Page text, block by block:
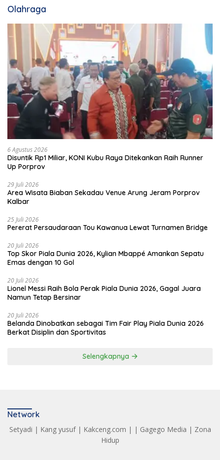
Olahraga
6 Agustus 2026
Disuntik Rp1 Miliar, KONI Kubu Raya Ditekankan Raih Runner
Up Porprov
29 Juli 2026
Area Wisata Biaban Sekadau Venue Arung Jeram Porprov
Kalbar
25 Juli 2026
Pererat Persaudaraan Tou Kawanua Lewat Turnamen Bridge
20 Juli 2026
Top Skor Piala Dunia 2026, Kylian Mbappé Amankan Sepatu
Emas dengan 10 Gol
20 Juli 2026
Lionel Messi Raih Bola Perak Piala Dunia 2026, Gagal Juara
Namun Tetap Bersinar
20 Juli 2026
Belanda Dinobatkan sebagai Tim Fair Play Piala Dunia 2026
Berkat Disiplin dan Sportivitas
Selengkapnya
Network
Setyadi | Kang yusuf| Kakceng.com | | Gagego Media | Zona
Hidup